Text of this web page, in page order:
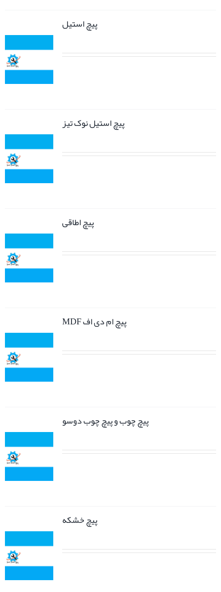
پیچ استیل
پیچ استیل نوک تیز
پیچ اطاقی
پیچ ام دی اف MDF
پیچ چوب و پیچ چوب دوسو
پیچ خشکه